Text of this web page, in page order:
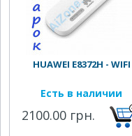
HUAWEI E8372H - WIFI
Есть в наличии
2100.00 грн.